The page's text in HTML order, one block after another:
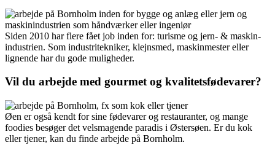
Siden 2010 har flere fået job inden for: turisme og jern- & maskin-
industrien. Som industritekniker, klejnsmed, maskinmester eller
lignende har du gode muligheder.
Vil du arbejde med gourmet og kvalitetsfødevarer?
Øen er også kendt for sine fødevarer og restauranter, og mange
foodies besøger det velsmagende paradis i Østersøen. Er du kok
eller tjener, kan du finde arbejde på Bornholm.